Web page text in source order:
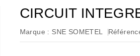
CIRCUIT
Marque : SNE SOMETEL